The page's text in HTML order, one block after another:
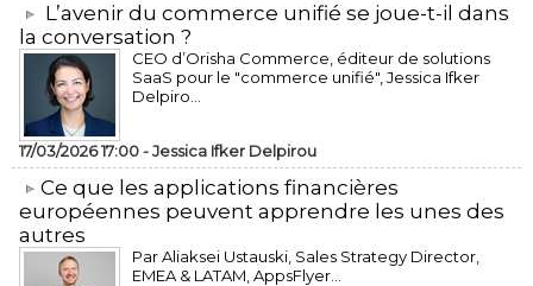
L’avenir du commerce unifié se joue-t-il dans
la conversation ?
CEO d’Orisha Commerce, éditeur de solutions
SaaS pour le "commerce unifié", Jessica Ifker
Delpiro...
17/03/2026 17:00 -Jessica Ifker Delpirou
​Ce que les applications financières
européennes peuvent apprendre les unes des
autres
Par Aliaksei Ustauski, Sales Strategy Director,
EMEA & LATAM, AppsFlyer...